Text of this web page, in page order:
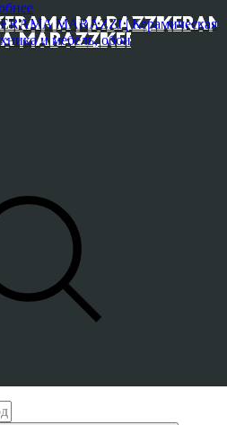
MARAZZI | Керамическая
и мебель, обои